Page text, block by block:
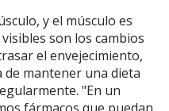
y el músculo es
son los cambios
el envejecimiento,
mantener una dieta
"En un